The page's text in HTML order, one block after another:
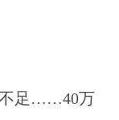
足……40万